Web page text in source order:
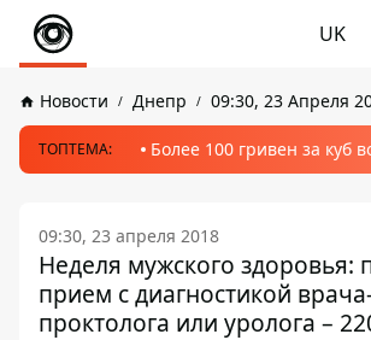
UK
Новости Днепр 09:30, 23 Апреля
ТОПТЕМА: Более 100 гривен за куб
09:30, 23 апреля 2018
Неделя мужского здоровья:
прием с диагностикой
проктолога или уролога –